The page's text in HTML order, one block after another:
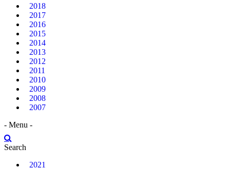
2018
2017
2016
2015
2014
2013
2012
2011
2010
2009
2008
2007
- Menu -
Search
2021